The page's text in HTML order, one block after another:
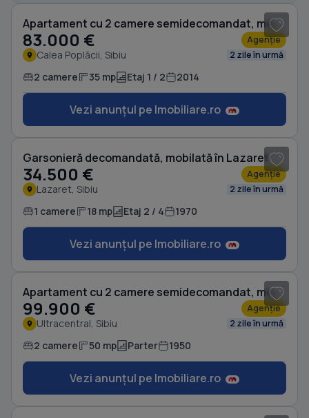
Apartament cu 2 camere semidecomandat, mobilat în Calea Poplăcii
83.000 € Agenție
Calea Poplăcii, Sibiu 2 zile în urmă
2 camere 35 mp Etaj 1 / 2 2014
Vezi anunțul pe Imobiliare.ro
Garsonieră decomandată, mobilată în Lazaret
34.500 € Agenție
Lazaret, Sibiu 2 zile în urmă
1 camere 18 mp Etaj 2 / 4 1970
Vezi anunțul pe Imobiliare.ro
Apartament cu 2 camere semidecomandat, mobilat în Ultracentral
99.900 € Agenție
Ultracentral, Sibiu 2 zile în urmă
2 camere 50 mp Parter 1950
Vezi anunțul pe Imobiliare.ro